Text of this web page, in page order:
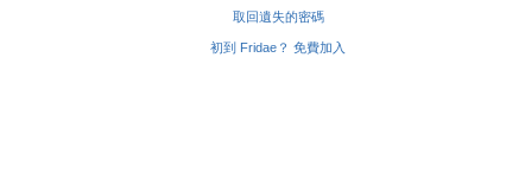
取回遺失的密碼
初到 Fridae？ 免費加入